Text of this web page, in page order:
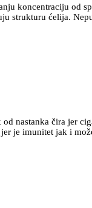
koncentraciju od
strukturu ćelija.
nastanka čira jer
jer je imunitet jak i